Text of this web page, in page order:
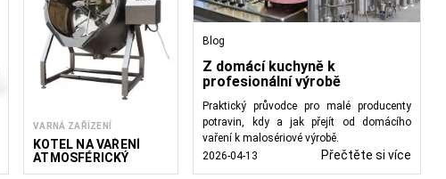
VARNÁ ZAŘÍZENÍ
KOTEL NA VAŘENÍ
ATMOSFÉRICKÝ
TILTCOOK E 250
Blog
Z domácí kuchyně k
profesionální výrobě
Praktický průvodce pro malé producenty
potravin, kdy a jak přejít od domácího
vaření k malosériové výrobě.
2026-04-13
Přečtěte si více